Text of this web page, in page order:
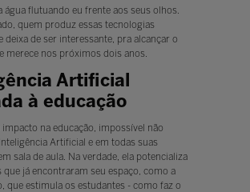
água flutuando eu frente aos seus olhos.
quem produz essas tecnologias
deixa de ser interessante, pra alcançar o
merece nos próximos dois anos.
Artificial
à educação
impacto na educação, impossível não
Artificial e em todas suas
sala de aula. Na verdade, ela potencializa
que já encontraram seu espaço, como a
que estimula os estudantes - como faz o